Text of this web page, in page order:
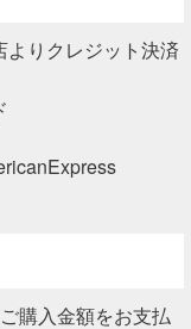
よりクレジット決済
購入金額をお支払